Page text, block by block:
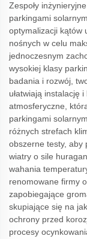
Zespoły
parkingami
optymalizacji kątów
nośnych w celu
jednoczesnym
wysokiej klasy
badania i rozwój,
ułatwiają instalację
atmosferyczne,
parkingami
różnych strefach
obszerne testy, aby
wiatry o sile
wahania
renomowane firmy
zapobiegające
skupiające się na
ochrony przed
procesy